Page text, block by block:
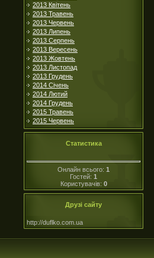
2013 Квітень
2013 Травень
2013 Червень
2013 Липень
2013 Серпень
2013 Вересень
2013 Жовтень
2013 Листопад
2013 Грудень
2014 Січень
2014 Лютий
2014 Грудень
2015 Травень
2015 Червень
Статистика
Онлайн всього: 1
Гостей: 1
Користувачів: 0
Друзі сайту
http://duflko.com.ua